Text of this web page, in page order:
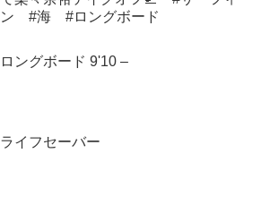
ン #海 #ロングボード
ロングボード 9'10 –
ライフセーバー